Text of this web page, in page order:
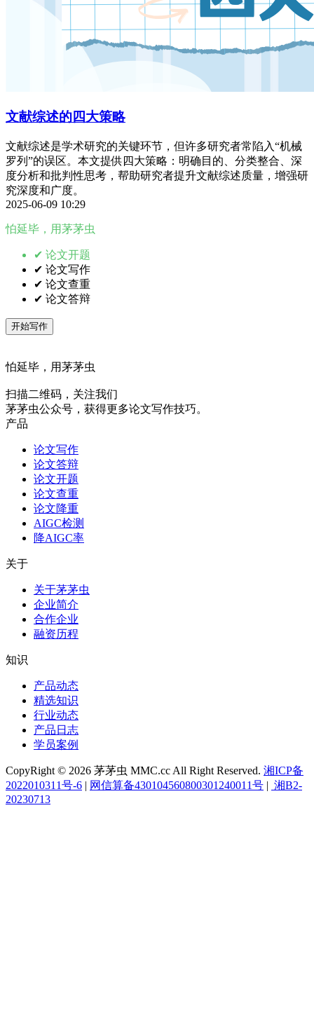
文献综述的四大策略
文献综述是学术研究的关键环节，但许多研究者常陷入“机械
罗列”的误区。本文提供四大策略：明确目的、分类整合、深
度分析和批判性思考，帮助研究者提升文献综述质量，增强研
究深度和广度。
2025-06-09 10:29
怕延毕，用茅茅虫
✔ 论文开题
✔ 论文写作
✔ 论文查重
✔ 论文答辩
开始写作
怕延毕，用茅茅虫
扫描二维码，关注我们
茅茅虫公众号，获得更多论文写作技巧。
产品
论文写作
论文答辩
论文开题
论文查重
论文降重
AIGC检测
降AIGC率
关于
关于茅茅虫
企业简介
合作企业
融资历程
知识
产品动态
精选知识
行业动态
产品日志
学员案例
CopyRight © 2026 茅茅虫 MMC.cc All Right Reserved. 湘ICP备
2022010311号-6 | 网信算备430104560800301240011号 | 湘B2-
20230713